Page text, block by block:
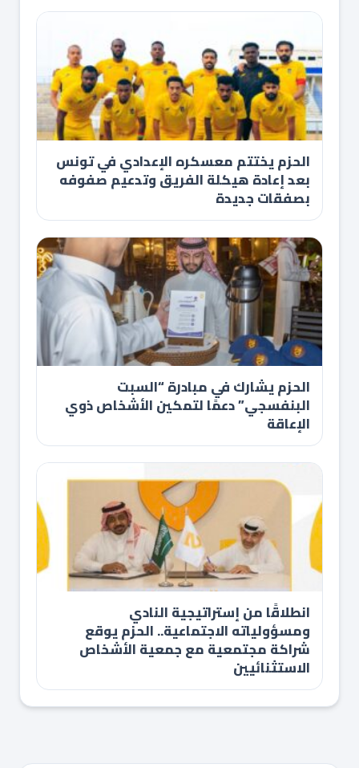
الحزم يختتم معسكره الإعدادي في تونس
بعد إعادة هيكلة الفريق وتدعيم صفوفه
بصفقات جديدة
الحزم يشارك في مبادرة “السبت
البنفسجي” دعمًا لتمكين الأشخاص ذوي
الإعاقة
انطلاقًا من إستراتيجية النادي
ومسؤولياته الاجتماعية.. الحزم يوقع
شراكة مجتمعية مع جمعية الأشخاص
الاستثنائيين